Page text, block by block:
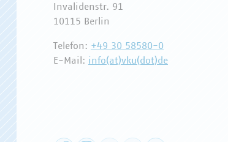
Invalidenstr. 91
10115 Berlin
Telefon: +49 30 58580-0
E-Mail: info(at)vku(dot)de